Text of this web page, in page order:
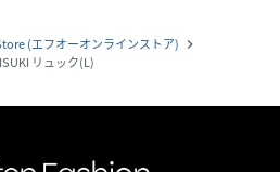
(エフオーオンラインストア) navigate_next
リュック(L)